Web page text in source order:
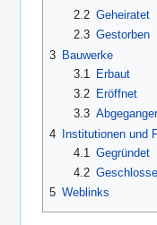
2.2 Geheiratet
2.3 Gestorben
3 Bauwerke
3.1
Erbaut
3.2
Eröffnet
3.3
4 Institutionen und
4.1 Gegründet
4.2
5 Weblinks